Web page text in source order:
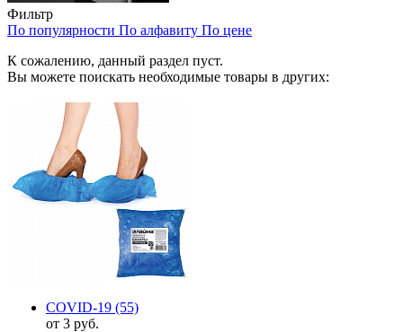
Фильтр
По популярности По алфавиту По цене
К сожалению, данный раздел пуст.
Вы можете поискать необходимые товары в других:
COVID-19 (55)
от 3 руб.